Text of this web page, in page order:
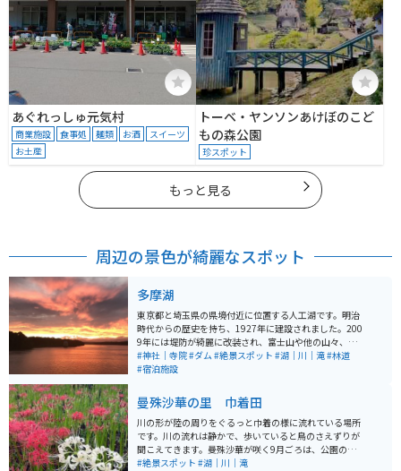
あぐれっしゅ元気村
商業施設 食事処 麺類 お酒
スイーツ
お土産
トーベ・ヤンソンあけぼのこど
もの森公園
珍スポット
もっと見る
周辺の景色が綺麗なスポット
多摩湖
東京都と埼玉県の県境付近に位置する人工湖です。明治
時代からの歴史を持ち、1927年に建設されました。200
9年には堤防が綺麗に改装され、富士山や他の山々、西
武遊園地や西武球場などを眺めることができます。特に
夕日は絶景であり、多くのカメラマンが訪れるほどで
持ちの良いスポットとなっています。
#神社｜寺院#ダム#絶景スポット #湖｜川｜滝#林道
#宿泊施設
曼殊沙華の里 巾着田
川の形が陸の周りをぐるっと巾着の様に流れている場所
です。川の流れは静かで、歩いていると鳥のさえずりが
聞こえてきます。曼殊沙華が咲く9月ごろは、公園の入園
料が500円かかります。 公園内はどこも曼殊沙華が咲き
#絶景スポット #湖｜川｜滝